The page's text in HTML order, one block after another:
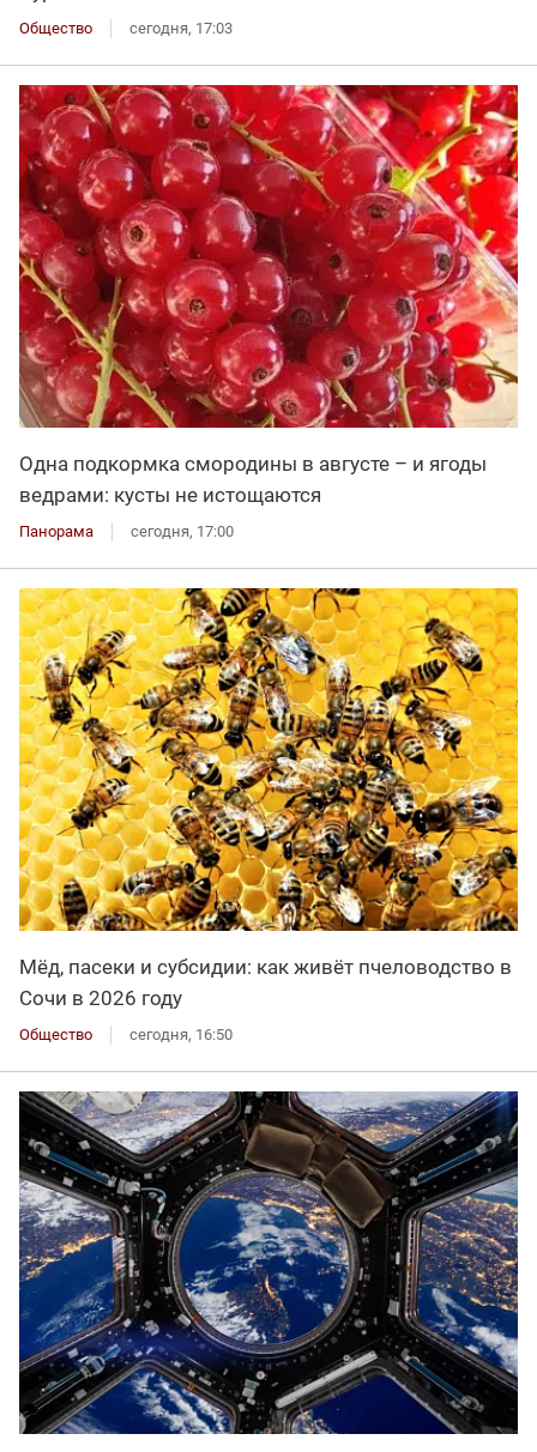
Общество сегодня, 17:03
Одна подкормка смородины в августе – и ягоды
ведрами: кусты не истощаются
Панорама сегодня, 17:00
Мёд, пасеки и субсидии: как живёт пчеловодство в
Сочи в 2026 году
Общество сегодня, 16:50